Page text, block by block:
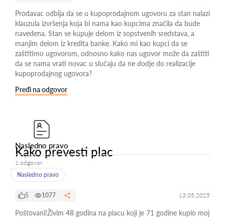
Prodavac odbija da se u kupoprodajnom ugovoru za stan nalazi
klauzula izvršenja koja bi nama kao kupcima značila da bude
navedena. Stan se kupuje delom iz sopstvenih sredstava, a
manjim delom iz kredita banke. Kako mi kao kupci da se
zaštitimo ugovorom, odnosno kako nas ugovor može da zaštiti
da se nama vrati novac u slučaju da ne dodje do realizacije
kupoprodajnog ugovora?
Pređi na odgovor
Nasledno pravo
Kako prevesti plac
1 odgovor
Nasledno pravo
5 1077 13.05.2025
Poštovani!Živim 48 godina na placu koji je 71 godine kupio moj